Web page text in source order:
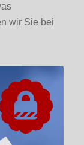
wir Sie bei